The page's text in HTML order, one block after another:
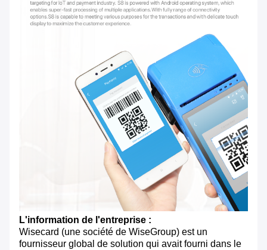
L'information de l'entreprise :
Wisecard (une société de WiseGroup) est un
fournisseur global de solution qui avait fourni dans le